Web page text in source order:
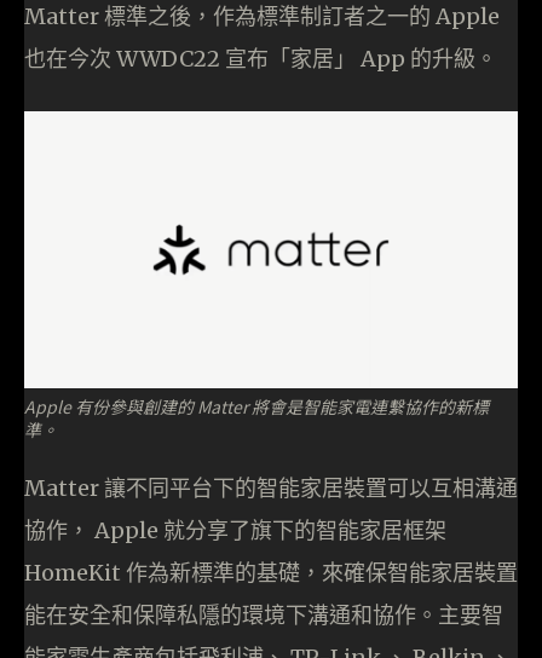
Matter 標準之後，作為標準制訂者之一的 Apple
也在今次 WWDC22 宣布「家居」 App 的升級。
Apple 有份參與創建的 Matter 將會是智能家電連繫協作的新標
準。
Matter 讓不同平台下的智能家居裝置可以互相溝通
協作， Apple 就分享了旗下的智能家居框架
HomeKit 作為新標準的基礎，來確保智能家居裝置
能在安全和保障私隱的環境下溝通和協作。主要智